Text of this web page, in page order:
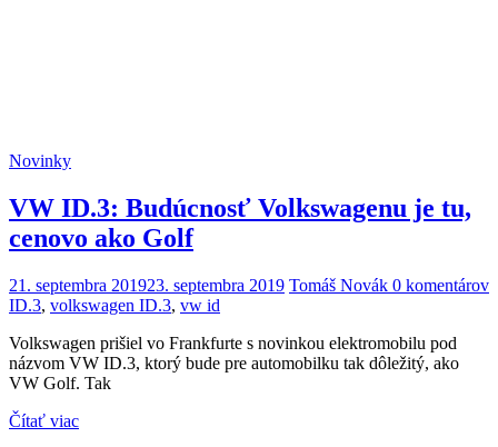
Novinky
VW ID.3: Budúcnosť Volkswagenu je tu,
cenovo ako Golf
21. septembra 201923. septembra 2019 Tomáš Novák 0 komentárov
ID.3, volkswagen ID.3, vw id
Volkswagen prišiel vo Frankfurte s novinkou elektromobilu pod
názvom VW ID.3, ktorý bude pre automobilku tak dôležitý, ako
VW Golf. Tak
Čítať viac